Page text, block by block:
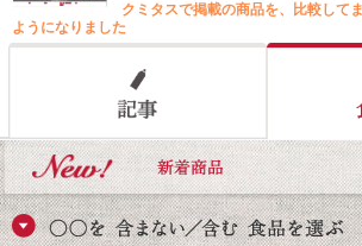
クミタスで掲載の商品を、比較して
ようになりました